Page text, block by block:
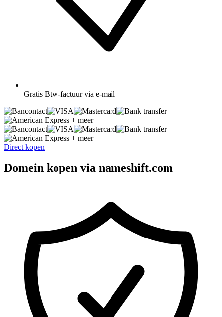
Gratis Btw-factuur via e-mail
+ meer
+ meer
Direct kopen
Domein kopen via nameshift.com